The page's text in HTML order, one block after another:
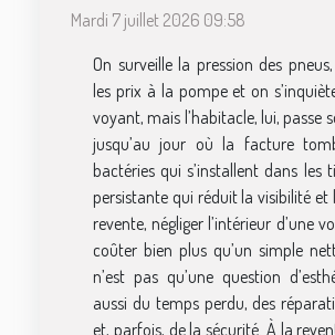
Mardi 7 juillet 2026 09:58
On surveille la pression des
les prix à la pompe et on
voyant, mais l’habitacle, lui, passe
jusqu’au jour où la facture
bactéries qui s’installent dans les
persistante qui réduit la visibilité et
revente, négliger l’intérieur d’une
coûter bien plus qu’un simple
n’est pas qu’une question
aussi du temps perdu, des
et, parfois, de la sécurité. À la